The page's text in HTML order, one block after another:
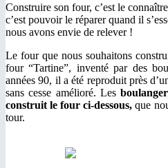
Construire son four, c’est le
c’est pouvoir le réparer quand il
nous avons envie de relever !
Le four que nous souhaitons
four “Tartine”, inventé par des
années 90, il a été reproduit près
sans cesse amélioré. Les
construit le four ci-dessous, que
tour.